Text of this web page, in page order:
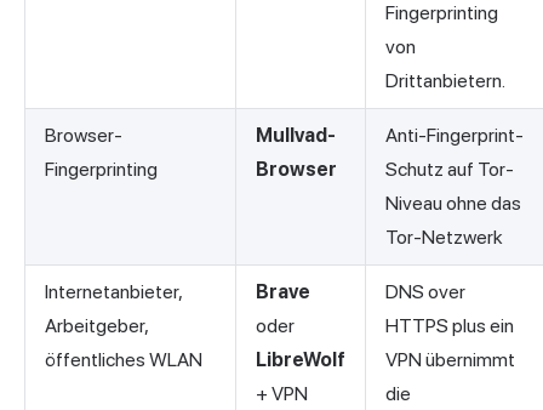
Fingerprinting
von
Drittanbietern.
Browser-
Fingerprinting
Mullvad-
Browser
Anti-Fingerprint-
Schutz auf Tor-
Niveau ohne das
Tor-Netzwerk
Internetanbieter,
Arbeitgeber,
öffentliches WLAN
Brave
oder
LibreWolf
+ VPN
DNS over
HTTPS plus ein
VPN übernimmt
die